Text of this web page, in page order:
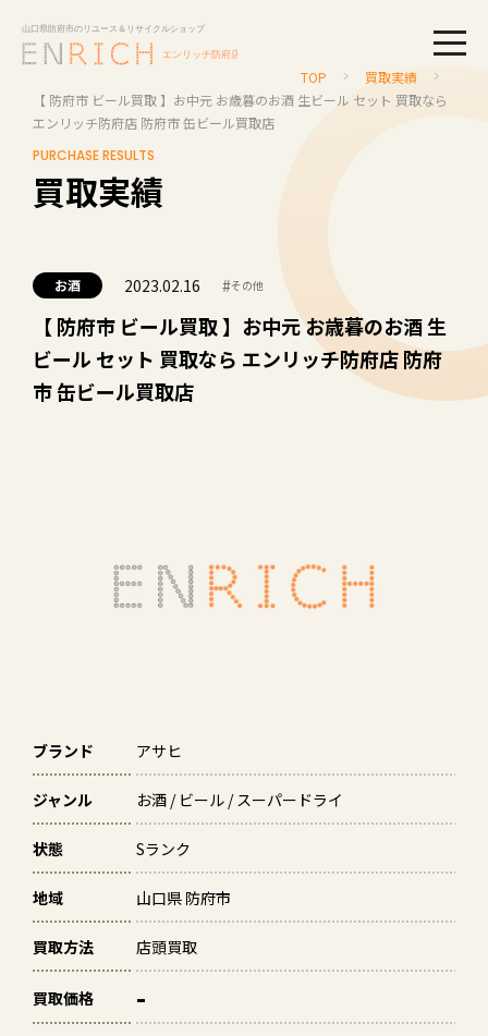
TOP
買取実績
【 防府市 ビール買取 】お中元 お歳暮のお酒 生ビール セット 買取なら
エンリッチ防府店 防府市 缶ビール買取店
PURCHASE RESULTS
買取実績
お酒 2023.02.16 #その他
【 防府市 ビール買取 】お中元 お歳暮のお酒 生
ビール セット 買取なら エンリッチ防府店 防府
市 缶ビール買取店
ブランド アサヒ
ジャンル お酒 / ビール / スーパードライ
状態 Sランク
地域 山口県 防府市
買取方法 店頭買取
買取価格 -